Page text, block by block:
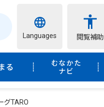
Languages 閲覧補助
る
むなかた
ナビ
グTARO